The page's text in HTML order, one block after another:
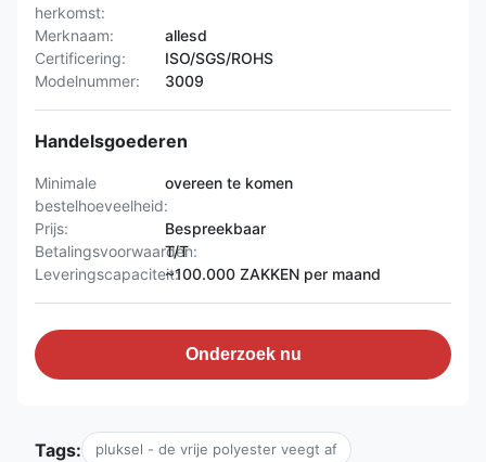
herkomst:
Merknaam:
allesd
Certificering:
ISO/SGS/ROHS
Modelnummer:
3009
Handelsgoederen
Minimale
bestelhoeveelheid:
overeen te komen
Prijs:
Bespreekbaar
Betalingsvoorwaarden:
T/T
Leveringscapaciteit:~100.000 ZAKKEN per maand
Onderzoek nu
Tags: pluksel - de vrije polyester veegt af